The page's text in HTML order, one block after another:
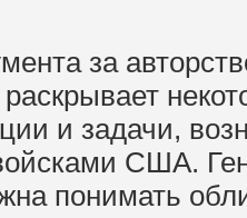
за
и задачи,
США.
понимать